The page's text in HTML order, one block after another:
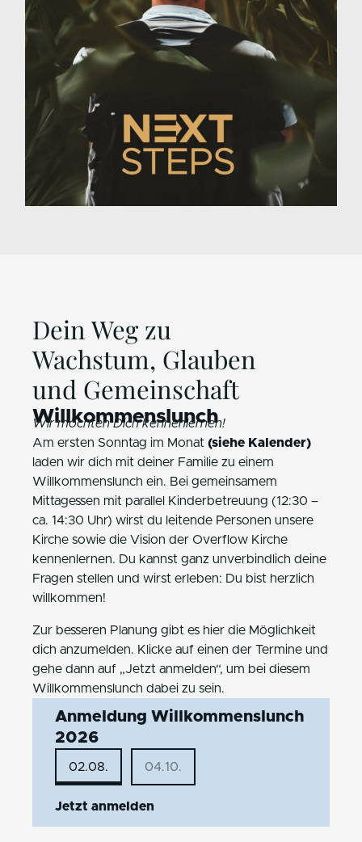
Dein Weg zu
Wachstum, Glauben
und Gemeinschaft
Willkommenslunch
Wir möchten Dich kennenlernen!
Am ersten Sonntag im Monat(siehe Kalender)
laden wir dich mit deiner Familie zu einem
Willkommenslunch ein. Bei gemeinsamem
Mittagessen mit parallel Kinderbetreuung (12:30 –
ca. 14:30 Uhr) wirst du leitende Personen unsere
Kirche sowie die Vision der Overflow Kirche
kennenlernen. Du kannst ganz unverbindlich deine
Fragen stellen und wirst erleben: Du bist herzlich
willkommen!
Zur besseren Planung gibt es hier die Möglichkeit
dich anzumelden. Klicke auf einen der Termine und
gehe dann auf „Jetzt anmelden“, um bei diesem
Willkommenslunch dabei zu sein.
Anmeldung Willkommenslunch
2026
02.08. 04.10.
Jetzt anmelden